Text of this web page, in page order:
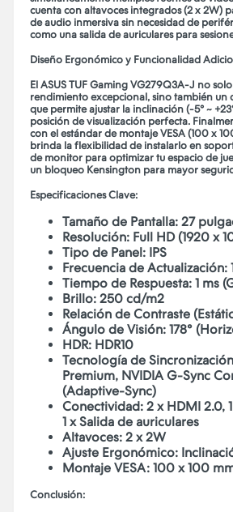
cuenta con altavoces integrados (2 x 2W)
de audio inmersiva sin necesidad de
como una salida de auriculares para
Diseño Ergonómico y Funcionalidad
El ASUS TUF Gaming VG279Q3A-J no
rendimiento excepcional, sino también un
que permite ajustar la inclinación (-5° ~
posición de visualización perfecta.
con el estándar de montaje VESA (100 x
brinda la flexibilidad de instalarlo en
de monitor para optimizar tu espacio de
un bloqueo Kensington para mayor
Especificaciones Clave:
Tamaño de Pantalla: 27
Resolución: Full HD (1920 x
Tipo de Panel: IPS
Frecuencia de Actualización:
Tiempo de Respuesta: 1 ms
Brillo: 250 cd/m2
Relación de Contraste
Ángulo de Visión: 178°
HDR: HDR10
Tecnología de
Premium, NVIDIA G-Sync
(Adaptive-Sync)
Conectividad: 2 x HDMI 2.0,
1 x Salida de auriculares
Altavoces: 2 x 2W
Ajuste Ergonómico:
Montaje VESA: 100 x 100
Conclusión: